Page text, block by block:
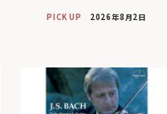
PICK UP 2026年8月2日